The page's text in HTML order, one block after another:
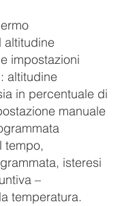
altitudine
impostazioni
altitudine
in percentuale di
manuale
tempo,
isteresi
–
temperatura.